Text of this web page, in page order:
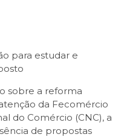
para estudar e
sobre a reforma
da Fecomércio
do Comércio (CNC), a
de propostas